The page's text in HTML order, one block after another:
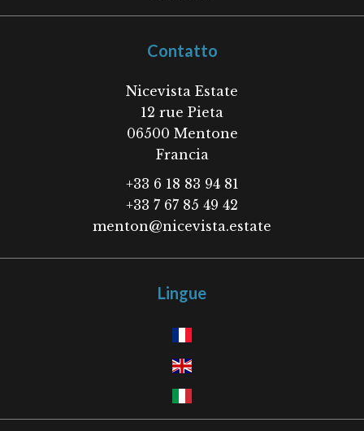
Contatto
Nicevista Estate
12 rue Pieta
06500 Mentone
Francia
+33 6 18 83 94 81
+33 7 67 85 49 42
menton@nicevista.estate
Lingue